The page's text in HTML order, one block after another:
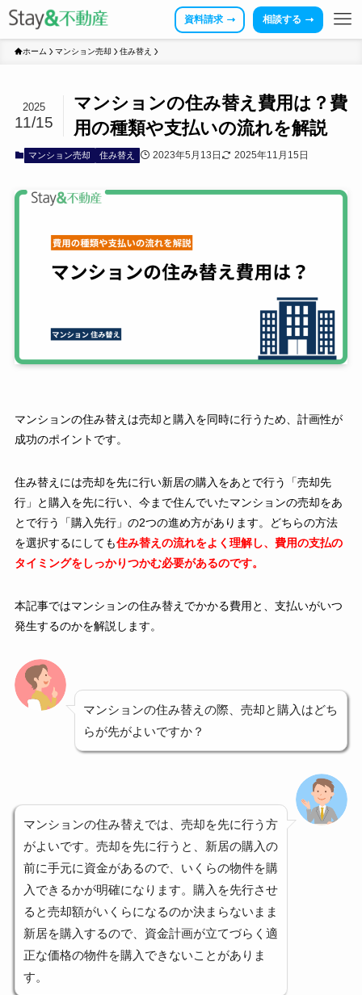
資料請求 相談する
ホーム マンション売却 住み替え
マンションの住み替え費用は？費
用の種類や支払いの流れを解説
2025
11/15
マンション売却 住み替え 2023年5月13日 2025年11月15日
マンションの住み替えは売却と購入を同時に行うため、計画性が
成功のポイントです。
住み替えには売却を先に行い新居の購入をあとで行う「売却先
行」と購入を先に行い、今まで住んでいたマンションの売却をあ
とで行う「購入先行」の2つの進め方があります。どちらの方法
を選択するにしても住み替えの流れをよく理解し、費用の支払の
タイミングをしっかりつかむ必要があるのです。
本記事ではマンションの住み替えでかかる費用と、支払いがいつ
発生するのかを解説します。
マンションの住み替えの際、売却と購入はどち
らが先がよいですか？
マンションの住み替えでは、売却を先に行う方
がよいです。売却を先に行うと、新居の購入の
前に手元に資金があるので、いくらの物件を購
入できるかが明確になります。購入を先行させ
ると売却額がいくらになるのか決まらないまま
新居を購入するので、資金計画が立てづらく適
正な価格の物件を購入できないことがありま
す。